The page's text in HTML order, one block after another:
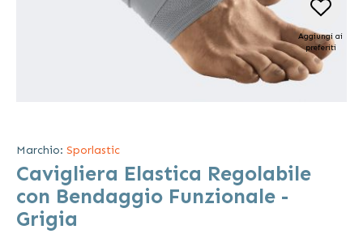
galleria
di
immagini
Aggiungi ai
preferiti
Marchio: Sporlastic
Cavigliera Elastica Regolabile
con Bendaggio Funzionale -
Grigia